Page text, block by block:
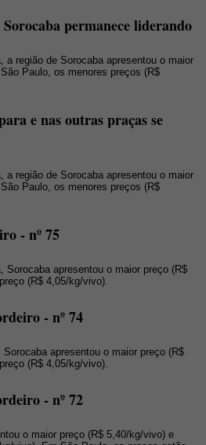
permanece liderando
a região de Sorocaba apresentou o maior
Paulo, os menores preços (R$
e nas outras praças se
a região de Sorocaba apresentou o maior
Paulo, os menores preços (R$
- nº 75
Sorocaba apresentou o maior preço (R$
(R$ 4,05/kg/vivo).
- nº 74
apresentou o maior preço (R$
(R$ 4,05/kg/vivo).
- nº 72
o maior preço (R$ 5,40/kg/vivo) e